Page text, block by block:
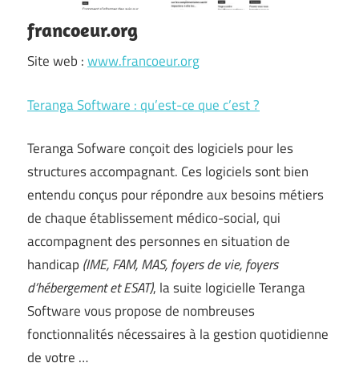
francoeur.org
Site web :www.francoeur.org
Teranga Software : qu’est-ce que c’est ?
Teranga Sofware conçoit des logiciels pour les
structures accompagnant. Ces logiciels sont bien
entendu conçus pour répondre aux besoins métiers
de chaque établissement médico-social, qui
accompagnent des personnes en situation de
handicap (IME, FAM, MAS, foyers de vie, foyers
d’hébergement et ESAT), la suite logicielle Teranga
Software vous propose de nombreuses
fonctionnalités nécessaires à la gestion quotidienne
de votre …